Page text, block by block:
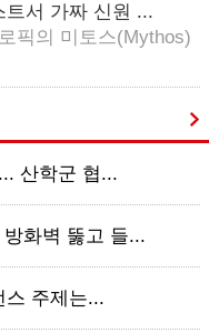
트서 가짜 신원 ...
픽의 미토스(Mythos)
산학군 협...
화벽 뚫고 들...
스 주제는...